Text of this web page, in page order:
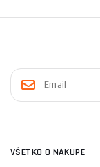
VŠETKO O NÁKUPE